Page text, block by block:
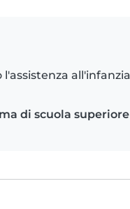
all'infanzia
di scuola